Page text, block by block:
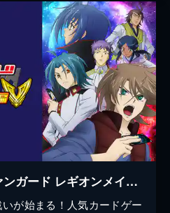
カードファイト!! ヴァンガード レギオンメイト編
が始まる！人気カードゲー